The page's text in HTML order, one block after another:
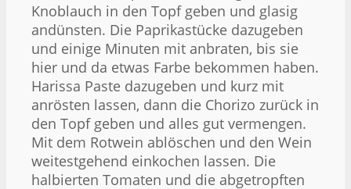
Knoblauch in den Topf geben und glasig
andünsten. Die Paprikastücke dazugeben
und einige Minuten mit anbraten, bis sie
hier und da etwas Farbe bekommen haben.
Harissa Paste dazugeben und kurz mit
anrösten lassen, dann die Chorizo zurück in
den Topf geben und alles gut vermengen.
Mit dem Rotwein ablöschen und den Wein
weitestgehend einkochen lassen. Die
halbierten Tomaten und die abgetropften